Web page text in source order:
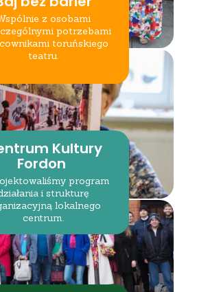
z osobami
potrzebami
toruńskiego
teatru.
Kultury
Fordon
program
i strukturę
lokalnego
centrum.